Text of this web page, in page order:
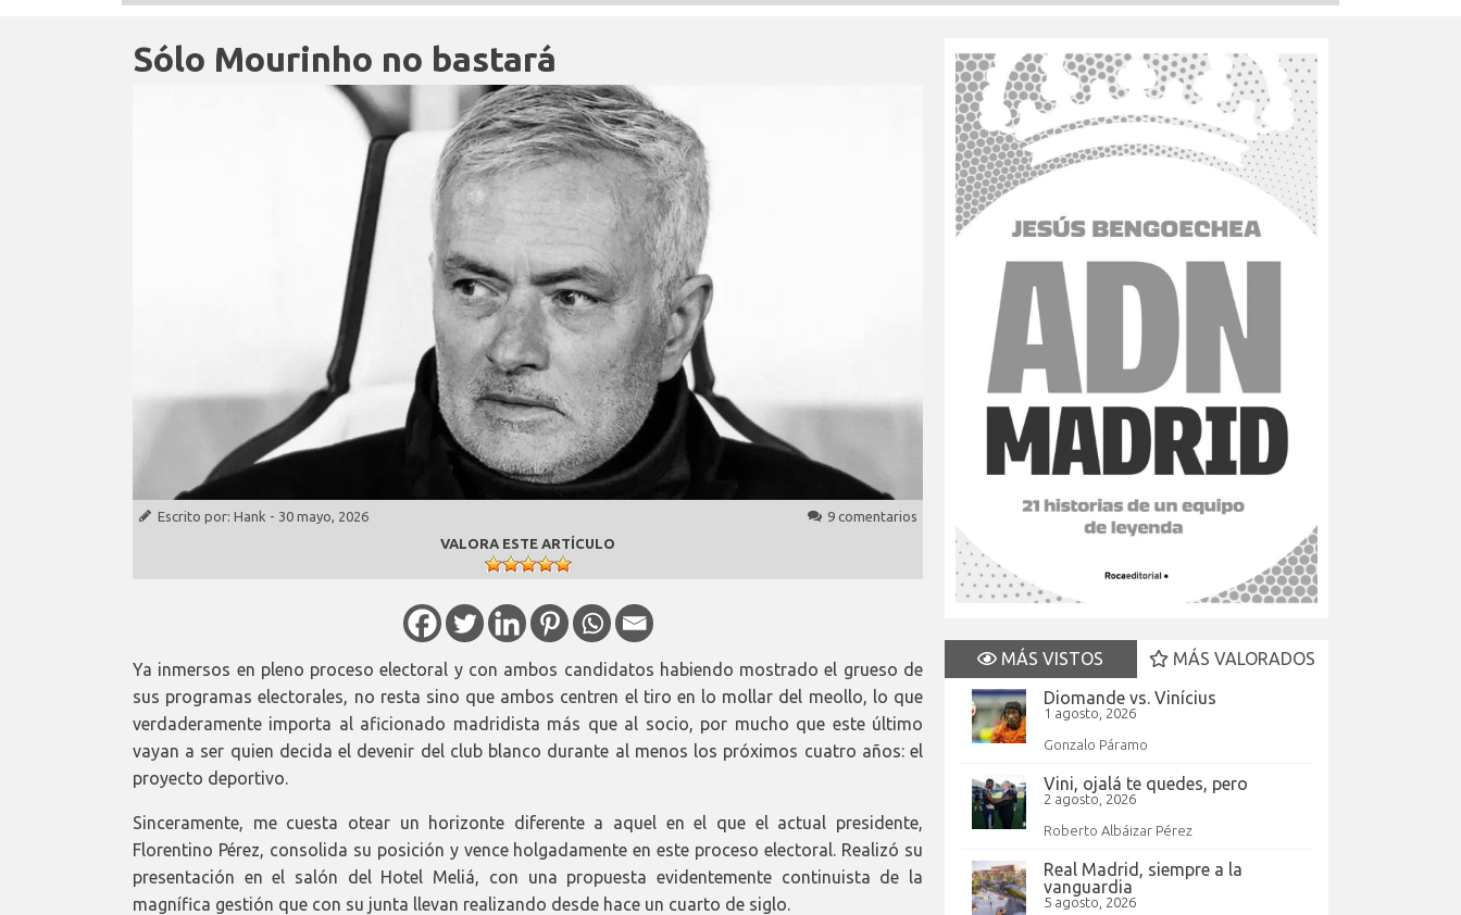
Sólo Mourinho no bastará
Escrito por: Hank - 30 mayo, 2026
9 comentarios
VALORA ESTE ARTÍCULO
Ya inmersos en pleno proceso electoral y con ambos candidatos habiendo mostrado el grueso de
sus programas electorales, no resta sino que ambos centren el tiro en lo mollar del meollo, lo que
verdaderamente importa al aficionado madridista más que al socio, por mucho que este último
vayan a ser quien decida el devenir del club blanco durante al menos los próximos cuatro años: el
proyecto deportivo.
Sinceramente, me cuesta otear un horizonte diferente a aquel en el que el actual presidente,
Florentino Pérez, consolida su posición y vence holgadamente en este proceso electoral. Realizó su
presentación en el salón del Hotel Meliá, con una propuesta evidentemente continuista de la
magnífica gestión que con su junta llevan realizando desde hace un cuarto de siglo.
MÁS VISTOS
MÁS VALORADOS
Diomande vs. Vinícius
1 agosto, 2026
Gonzalo Páramo
Vini, ojalá te quedes, pero
2 agosto, 2026
Roberto Albáizar Pérez
Real Madrid, siempre a la
vanguardia
5 agosto, 2026